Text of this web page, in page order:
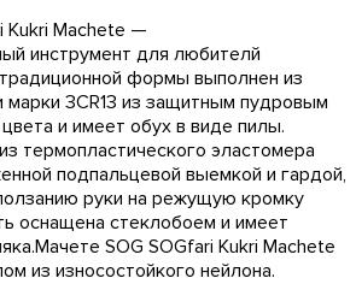
Kukri Machete —
инструмент для любителй
формы выполнен из
3CR13 из защитным пудровым
и имеет обух в виде пилы.
термопластического эластомера
подпальцевой выемкой и гардой,
руки на режущую кромку
оснащена стеклобоем и имеет
SOG SOGfari Kukri Machete
из износостойкого нейлона.